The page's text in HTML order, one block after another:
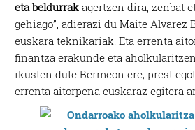
eta beldurrak agertzen dira, zenbat
gehiago”, adierazi du Maite Alvarez
euskara teknikariak. Eta errenta
finantza erakunde eta
ikusten dute Bermeon ere; prest
errenta aitorpena euskaraz egitera